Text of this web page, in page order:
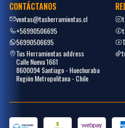
CONTÁCTANOS
ventas@tusherramientas.cl
+56990506695
56990506695
Tus Herramientas address
Calle Nueva 1661
8600094 Santiago - Huechuraba
Región Metropolitana - Chile